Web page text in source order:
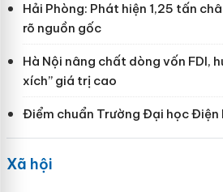
Hải Phòng: Phát hiện 1,25 tấn
rõ nguồn gốc
Hà Nội nâng chất dòng vốn FDI,
xích” giá trị cao
Điểm chuẩn Trường Đại học Điện
Xã hội